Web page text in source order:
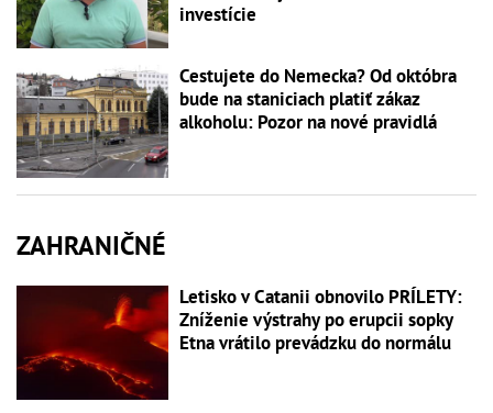
investície
Cestujete do Nemecka? Od októbra
bude na staniciach platiť zákaz
alkoholu: Pozor na nové pravidlá
ZAHRANIČNÉ
Letisko v Catanii obnovilo PRÍLETY:
Zníženie výstrahy po erupcii sopky
Etna vrátilo prevádzku do normálu